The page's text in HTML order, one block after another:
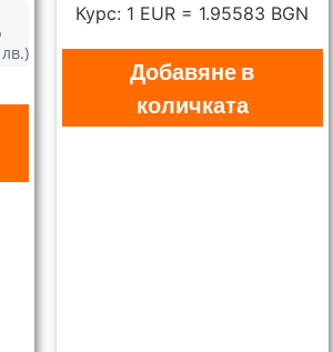
Курс: 1 EUR = 1.95583 BGN
Добавяне в
количката